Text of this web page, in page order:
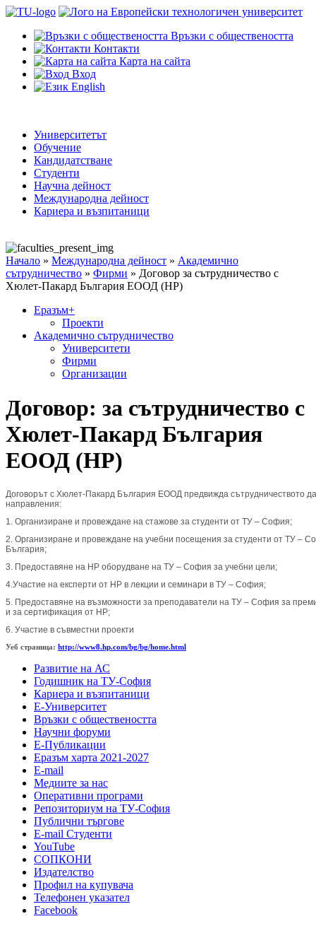
Връзки с обществеността
Контакти
Карта на сайта
Вход
English
Университетът
Обучение
Кандидатстване
Студенти
Научна дейност
Международна дейност
Кариера и възпитаници
Начало » Международна дейност » Академично
сътрудничество » Фирми » Договор за сътрудничество с
Хюлет-Пакард България ЕООД (HP)
Еразъм+
Проекти
Академично сътрудничество
Университети
Фирми
Организации
Договор: за сътрудничество с
Хюлет-Пакард България
ЕООД (HP)
Договорът с Хюлет-Пакард България ЕООД предвижда сътрудничеството
направления:
1. Организиране и провеждане на стажове за студенти от ТУ – София;
2. Организиране и провеждане на учебни посещения за студенти от ТУ –
България;
3. Предоставяне на HP оборудване на ТУ – София за учебни цели;
4.Участие на експерти от HP в лекции и семинари в ТУ – София;
5. Предоставяне на възможности за преподаватели на ТУ – София за
и за сертификация от HP;
6. Участие в съвместни проекти
Уеб страница: http://www8.hp.com/bg/bg/home.html
Развитие на АС
Годишник на ТУ-София
Кариера и възпитаници
Е-Университет
Връзки с обществеността
Научни форуми
Е-Публикации
Еразъм харта 2021-2027
E-mail
Медиите за нас
Оперативни програми
Репозиториум на ТУ-София
Публични търгове
Е-mail Студенти
YouTube
СОПКОНИ
Издателство
Профил на купувача
Телефонен указател
Facebook